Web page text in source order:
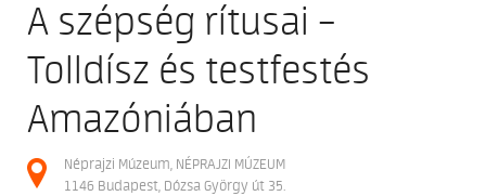
A szépség rítusai –
Tolldísz és testfestés
Amazóniában
Néprajzi Múzeum, NÉPRAJZI MÚZEUM
1146 Budapest, Dózsa György út 35.